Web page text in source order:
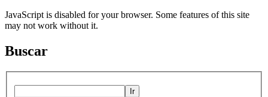
JavaScript is disabled for your browser. Some features of this site
may not work without it.
Buscar
Ir